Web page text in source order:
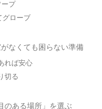
ープ
グローブ
なくても困らない準備
れば安心
切る
ある場所」を選ぶ